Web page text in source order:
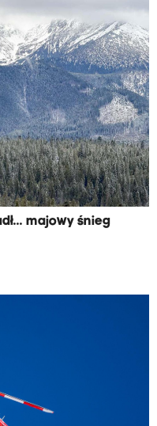
majowy śnieg